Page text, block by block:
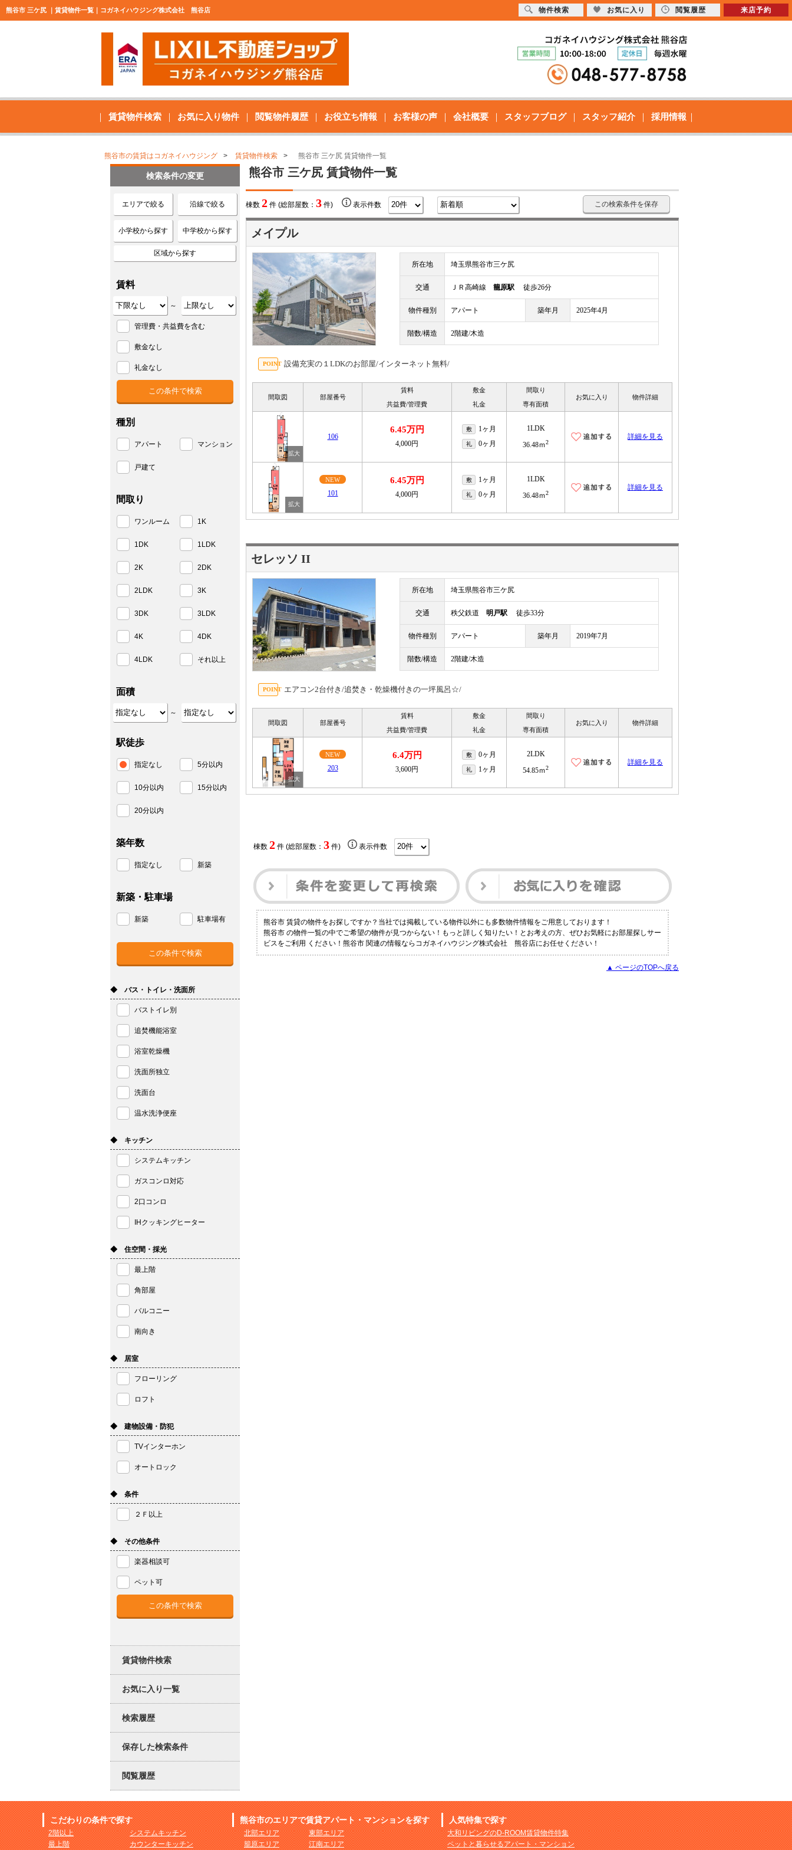
熊谷市 三ケ尻 ｜賃貸物件一覧｜コガネイハウジング株式会社 熊谷店
賃貸物件検索 お気に入り物件 閲覧物件履歴 お役立ち情報 お客様の声 会社概要 スタッフブログ スタッフ紹介 採用情報
熊谷市の賃貸はコガネイハウジング 賃貸物件検索 熊谷市 三ケ尻 賃貸物件一覧
熊谷市 三ケ尻 賃貸物件一覧
棟数 2 件 (総部屋数： 3 件) 表示件数 この検索条件を保存
メイプル
所在地 埼玉県熊谷市三ケ尻
交通 ＪＲ高崎線 籠原駅 徒歩26分
物件種別 アパート 築年月 2025年4月
階数/構造 2階建/木造
設備充実の１LDKのお部屋/インターネット無料/
間取図 部屋番号
賃料
共益費/管理費
敷金
礼金
間取り
専有面積
お気に入り 物件詳細
106
6.45万円
4,000円
敷 1ヶ月
礼 0ヶ月
1LDK
36.48ｍ2
詳細を見る
NEW
101
6.45万円
4,000円
敷 1ヶ月
礼 0ヶ月
1LDK
36.48ｍ2
詳細を見る
セレッソ II
所在地 埼玉県熊谷市三ケ尻
交通 秩父鉄道 明戸駅 徒歩33分
物件種別 アパート 築年月 2019年7月
階数/構造 2階建/木造
エアコン2台付き/追焚き・乾燥機付きの一坪風呂☆/
間取図 部屋番号
賃料
共益費/管理費
敷金
礼金
間取り
専有面積
お気に入り 物件詳細
NEW
203
6.4万円
3,600円
敷 0ヶ月
礼 1ヶ月
2LDK
54.85ｍ2
詳細を見る
棟数 2件 (総部屋数： 3件) 表示件数
熊谷市 賃貸の物件をお探しですか？当社では掲載している物件以外にも多数物件情報をご用意しております！
熊谷市 の物件一覧の中でご希望の物件が見つからない！もっと詳しく知りたい！とお考えの方、ぜひお気軽にお部屋探しサー
ビスをご利用 ください！熊谷市 関連の情報ならコガネイハウジング株式会社 熊谷店にお任せください！
▲ ページのTOPへ戻る
検索条件の変更
エリアで絞る 沿線で絞る
小学校から探す 中学校から探す
区域から探す
賃料
～
管理費・共益費を含む
敷金なし
礼金なし
種別
アパート マンション
戸建て
間取り
ワンルーム 1K
1DK 1LDK
2K 2DK
2LDK 3K
3DK 3LDK
4K 4DK
4LDK それ以上
面積
～
駅徒歩
指定なし 5分以内
10分以内 15分以内
20分以内
築年数
指定なし 新築
新築・駐車場
新築 駐車場有
◆ バス・トイレ・洗面所
バストイレ別
追焚機能浴室
浴室乾燥機
洗面所独立
洗面台
温水洗浄便座
◆ キッチン
システムキッチン
ガスコンロ対応
2口コンロ
IHクッキングヒーター
◆ 住空間・採光
最上階
角部屋
バルコニー
南向き
◆ 居室
フローリング
ロフト
◆ 建物設備・防犯
TVインターホン
オートロック
◆ 条件
２Ｆ以上
◆ その他条件
楽器相談可
ペット可
賃貸物件検索
お気に入り一覧
検索履歴
保存した検索条件
閲覧履歴
こだわりの条件で探す
2階以上
最上階
システムキッチン
カウンターキッチン
熊谷市のエリアで賃貸アパート・マンションを探す
北部エリア
籠原エリア
東部エリア
江南エリア
人気特集で探す
大和リビングのD-ROOM賃貸物件特集
ペットと暮らせるアパート・マンション
物件検索 お気に入り 閲覧履歴 来店予約